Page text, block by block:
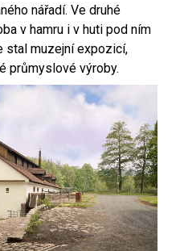
nářadí. Ve druhé
v hamru i v huti pod ním
stal muzejní expozicí,
průmyslové výroby.